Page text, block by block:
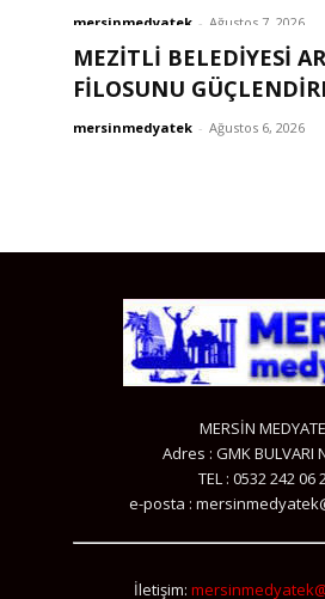
mersinmedyatek - Ağustos 7, 2026
MEZİTLİ BELEDİYESİ
FİLOSUNU
mersinmedyatek - Ağustos 6, 2026
MERSİN
Adres : GMK BULVARI
TEL : 0532 242 06
e-posta :
İletişim: